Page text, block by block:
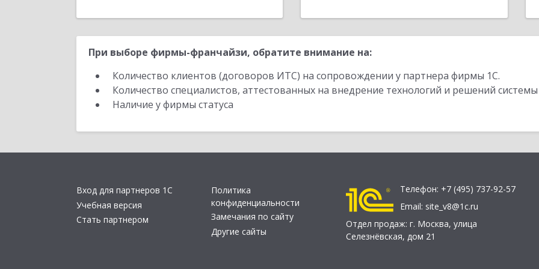
При выборе фирмы-франчайзи, обратите внимание на:
Количество клиентов (договоров ИТС) на сопровождении у партнера фирмы 1С.
Количество специалистов, аттестованных на внедрение технологий и решений
Наличие у фирмы статуса
Вход для партнеров 1С
Учебная версия
Стать партнером
Политика
конфиденциальности
Замечания по сайту
Другие сайты
Телефон: +7 (495) 737-92-57
Email: site_v8@1c.ru
Отдел продаж: г. Москва, улица
Селезнёвская, дом 21